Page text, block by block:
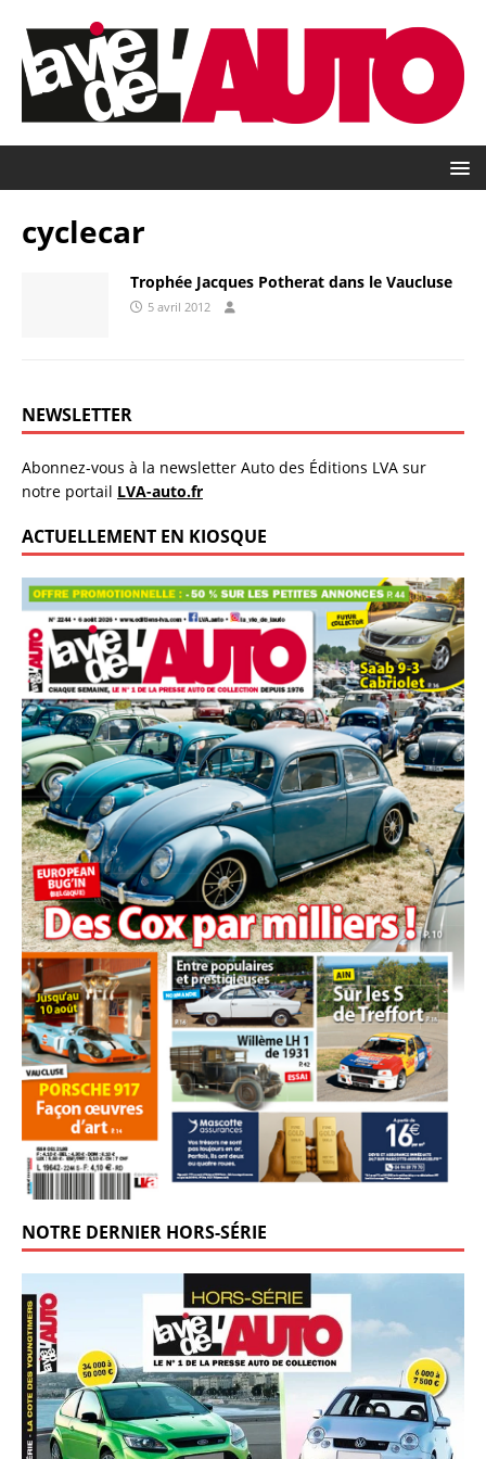
cyclecar
Trophée Jacques Potherat dans le Vaucluse
5 avril 2012
NEWSLETTER
Abonnez-vous à la newsletter Auto des Éditions LVA sur
notre portail LVA-auto.fr
ACTUELLEMENT EN KIOSQUE
NOTRE DERNIER HORS-SÉRIE